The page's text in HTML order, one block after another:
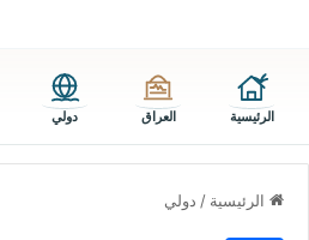
الرئيسية العراق دولي
الرئيسية / دولي